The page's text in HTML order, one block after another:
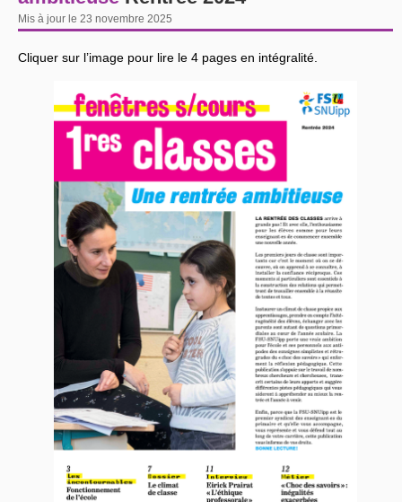
Mis à jour le 23 novembre 2025
Cliquer sur l’image pour lire le 4 pages en intégralité.